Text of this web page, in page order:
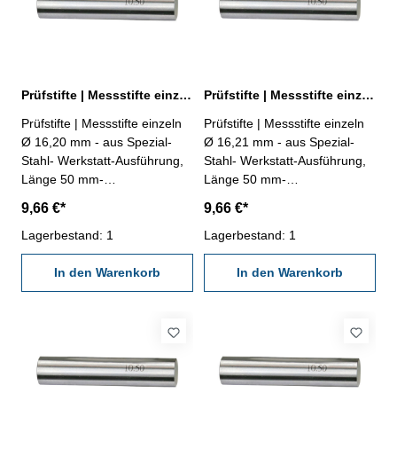
Prüfstifte | Messstifte einzeln Ø 16,20 mm ± 0,002 mm
Prüfstifte | Messstifte einzeln
Ø 16,20 mm - aus Spezial-
Stahl- Werkstatt-Ausführung,
Länge 50 mm-
Behältnis Abmessung: Ø
16,20 mm
9,66 €*
Lagerbestand: 1
In den Warenkorb
Prüfstifte | Messstifte einzeln Ø 16,21 mm ± 0,002 mm
Prüfstifte | Messstifte einzeln
Ø 16,21 mm - aus Spezial-
Stahl- Werkstatt-Ausführung,
Länge 50 mm-
Behältnis Abmessung: Ø
16,21 mm
9,66 €*
Lagerbestand: 1
In den Warenkorb